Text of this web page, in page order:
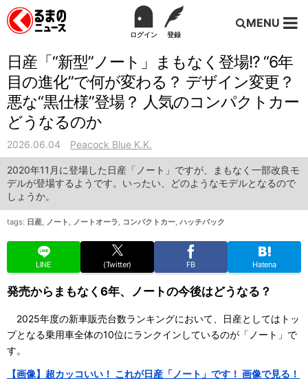
ログイン 登録
MENU
日産「“新型”ノート」まもなく登場!? “6年
目の進化”で何が変わる？ デザイン変更？
悪な“黒仕様”登場？ 人気のコンパクトカー
どうなるのか
2026.06.04 Peacock Blue K.K.
2020年11月に登場した日産「ノート」ですが、まもなく一部改良モ
デルが登場するようです。いったい、どのようなモデルとなるので
しょうか。
tags: 日産, ノート , ノートオーラ, コンパクトカー, ハッチバック
LINE (Twitter) FB Hatena
発売からまもなく6年、ノートの今後はどうなる？
2025年度の新車販売台数ランキングにおいて、日産としてはトッ
プとなる乗用車全体の10位にランクインしているのが「ノート」で
す。
【画像】超カッコいい！ これが日産「ノート」です！ 画像で見る！